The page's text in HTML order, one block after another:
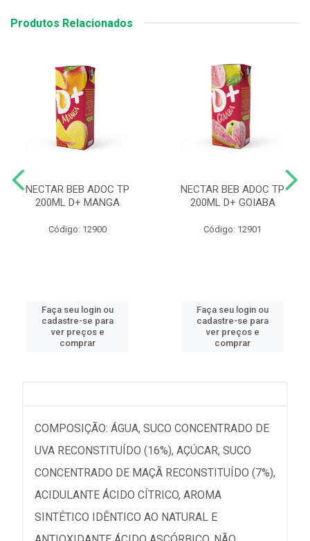
Produtos Relacionados
NECTAR BEB ADOC TP
200ML D+ MANGA
Código: 12900
Faça seu login ou
cadastre-se para
ver preços e
comprar
NECTAR BEB ADOC TP
200ML D+ GOIABA
Código: 12901
Faça seu login ou
cadastre-se para
ver preços e
comprar
COMPOSIÇÃO: ÁGUA, SUCO CONCENTRADO DE
UVA RECONSTITUÍDO (16%), AÇÚCAR, SUCO
CONCENTRADO DE MAÇÃ RECONSTITUÍDO (7%),
ACIDULANTE ÁCIDO CÍTRICO, AROMA
SINTÉTICO IDÊNTICO AO NATURAL E